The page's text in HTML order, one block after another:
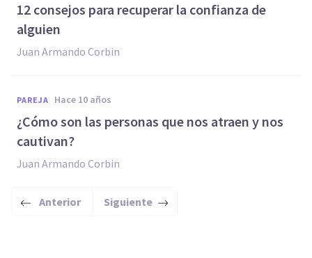
12 consejos para recuperar la confianza de
alguien
Juan Armando Corbin
PAREJA hace 10 años
​¿Cómo son las personas que nos atraen y nos
cautivan?
Juan Armando Corbin
Anterior Siguiente